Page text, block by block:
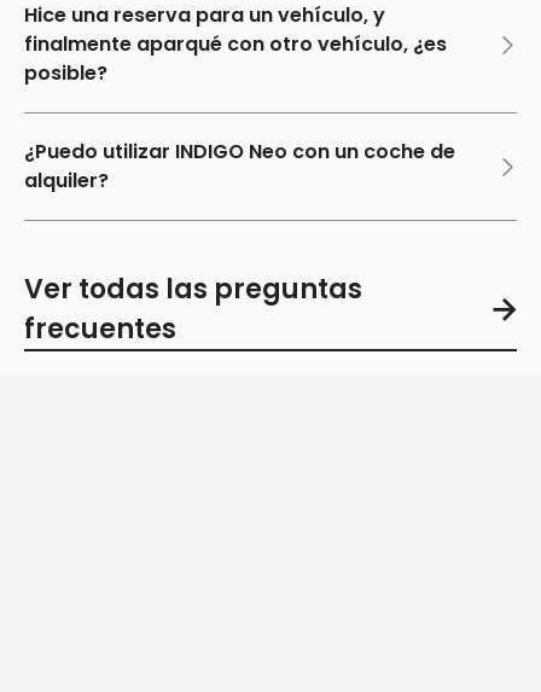
Hice una reserva para un vehículo, y
finalmente aparqué con otro vehículo, ¿es
posible?
¿Puedo utilizar INDIGO Neo con un coche de
alquiler?
Ver todas las preguntas
frecuentes